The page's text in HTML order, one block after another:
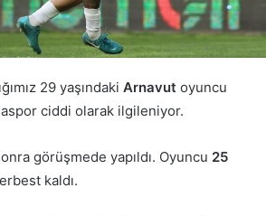
29 yaşındaki Arnavut oyuncu
ciddi olarak ilgileniyor.
görüşmede yapıldı. Oyuncu 25
kaldı.